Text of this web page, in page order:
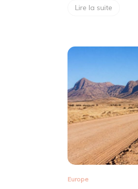
Lire la suite
Europe